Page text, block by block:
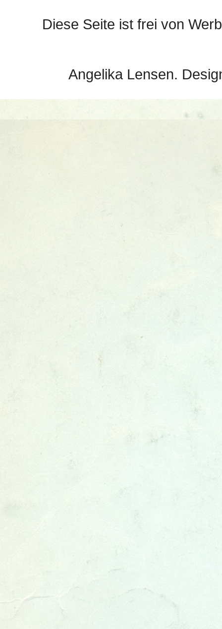
Diese Seite ist frei von
Angelika Lensen.